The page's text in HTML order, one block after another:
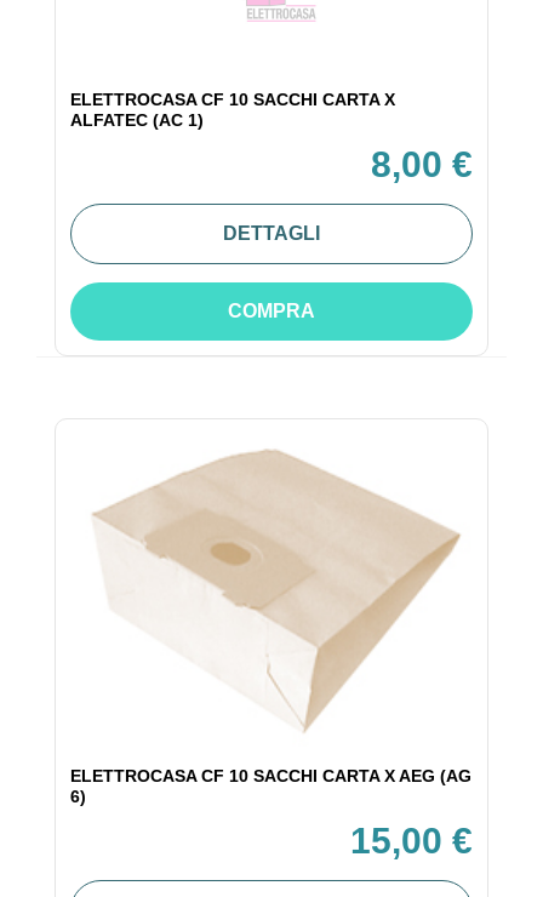
ELETTROCASA CF 10 SACCHI CARTA X
ALFATEC (AC 1)
8,00 €
DETTAGLI
COMPRA
ELETTROCASA CF 10 SACCHI CARTA X AEG (AG
6)
15,00 €